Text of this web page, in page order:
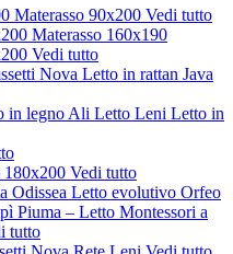
Materasso 90x200 Vedi tutto
Materasso 160x190
Vedi tutto
Nova Letto in rattan Java
in legno Ali Letto Leni Letto in
180x200 Vedi tutto
Odissea Letto evolutivo Orfeo
Piuma – Letto Montessori a
tutto